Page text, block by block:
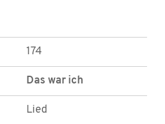
174
Das war ich
Lied